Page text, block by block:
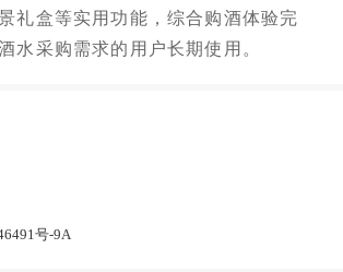
礼盒等实用功能，综合购酒体验完
水采购需求的用户长期使用。
号-9A